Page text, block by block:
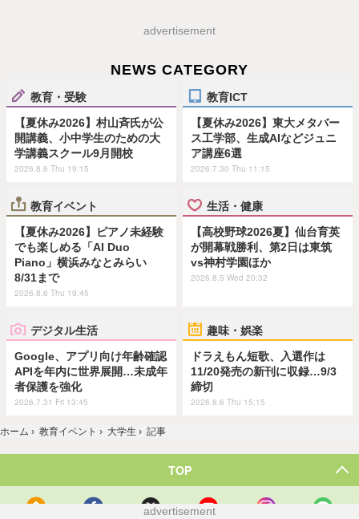
advertisement
NEWS CATEGORY
教育・受験
【夏休み2026】村山斉氏が公
開講義、小中学生のための大
学講義スクール9月開校
2026.8.6 Thu 19:15
教育ICT
【夏休み2026】東大メタバー
ス工学部、生成AIなどジュニ
ア講座6選
2026.7.30 Thu 11:15
教育イベント
【夏休み2026】ピアノ未経験
でも楽しめる「AI Duo
Piano」横浜みなとみらい
8/31まで
2026.8.6 Thu 19:45
生活・健康
【高校野球2026夏】仙台育英
が開幕戦勝利、第2日は東筑
vs神村学園ほか
2026.8.5 Wed 20:32
デジタル生活
Google、アプリ向け年齢確認
APIを年内に世界展開…未成年
者保護を強化
2026.7.31 Fri 13:45
趣味・娯楽
ドラえもん短歌、入選作は
11/20発売の新刊に収録…9/3
締切
2026.8.6 Thu 15:15
ホーム › 教育イベント › 大学生 › 記事
TOP
advertisement